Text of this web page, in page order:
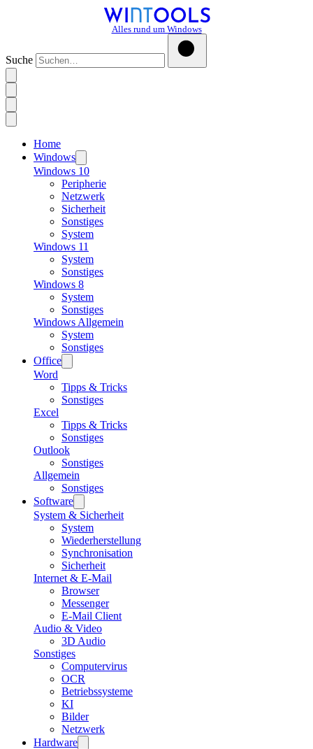
Alles rund um Windows
Suche
Home
Windows
Windows 10
Peripherie
Netzwerk
Sicherheit
Sonstiges
System
Windows 11
System
Sonstiges
Windows 8
System
Sonstiges
Windows Allgemein
System
Sonstiges
Office
Word
Tipps & Tricks
Sonstiges
Excel
Tipps & Tricks
Sonstiges
Outlook
Sonstiges
Allgemein
Sonstiges
Software
System & Sicherheit
System
Wiederherstellung
Synchronisation
Sicherheit
Internet & E-Mail
Browser
Messenger
E-Mail Client
Audio & Video
3D Audio
Sonstiges
Computervirus
OCR
Betriebssysteme
KI
Bilder
Netzwerk
Hardware